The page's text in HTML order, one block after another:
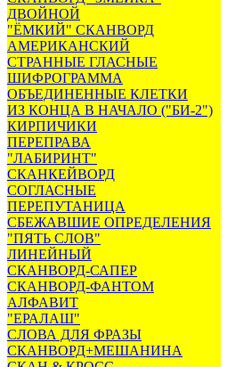
ДВОЙНОЙ
"ЁМКИЙ" СКАНВОРД
АМЕРИКАНСКИЙ
СТРАННЫЕ ГЛАСНЫЕ
ШИФРОГРАММА
ОБЪЕДИНЕННЫЕ КЛЕТКИ
ИЗ КОНЦА В НАЧАЛО ("БИ-2")
КИРПИЧИКИ
ПЕРЕПРАВА
"ЛАБИРИНТ"
СКАНКЕЙВОРД
СОГЛАСНЫЕ
ПЕРЕПУТАНИЦА
СБЕЖАВШИЕ ОПРЕДЕЛЕНИЯ
"ПЯТЬ СЛОВ"
ЛИНЕЙНЫЙ
СКАНВОРД-САПЕР
СКАНВОРД-ФАНТОМ
АЛФАВИТ
"ЕРАЛАШ"
СЛОВА ДЛЯ ФРАЗЫ
СКАНВОРД+МЕШАНИНА